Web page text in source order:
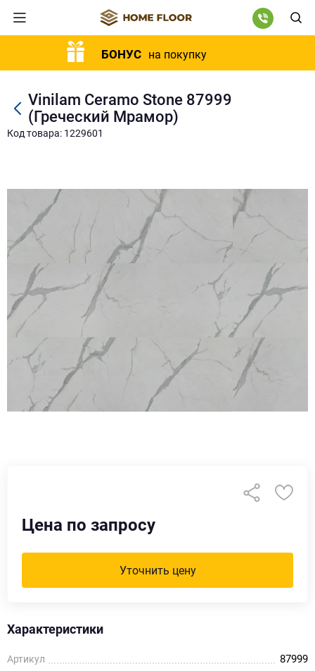
БОНУС на покупку
Vinilam Ceramo Stone 87999
(Греческий Мрамор)
Код товара: 1229601
Цена по запросу
Уточнить цену
Характеристики
Артикул 87999